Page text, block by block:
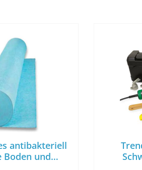
antibakteriell
Boden und